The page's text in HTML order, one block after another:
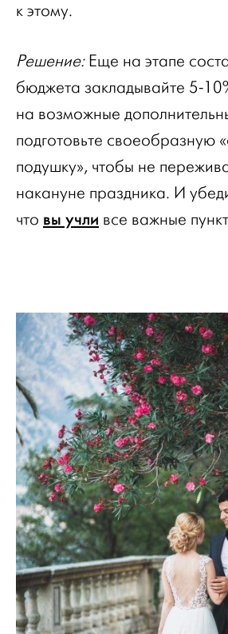
к этому.
Решение:Еще на этапе
бюджета закладывайте 5-
на возможные
подготовьте своеобразную
подушку», чтобы не
накануне праздника. И
что вы учли все важные